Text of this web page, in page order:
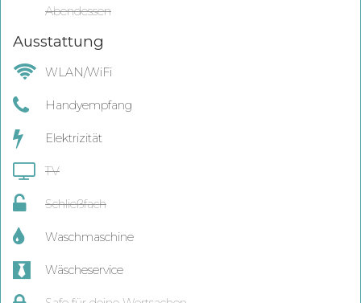
Abendessen
Ausstattung
WLAN/WiFi
Handyempfang
Elektrizität
TV
Schließfach
Waschmaschine
Wäscheservice